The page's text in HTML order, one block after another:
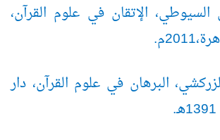
السيوطي، الإتقان في علوم القرآن،
البرهان في علوم القرآن، دار